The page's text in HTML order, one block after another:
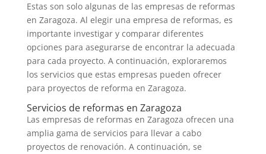
Estas son solo algunas de las empresas de reformas
en Zaragoza. Al elegir una empresa de reformas, es
importante investigar y comparar diferentes
opciones para asegurarse de encontrar la adecuada
para cada proyecto. A continuación, exploraremos
los servicios que estas empresas pueden ofrecer
para proyectos de reforma en Zaragoza.
Servicios de reformas en Zaragoza
Las empresas de reformas en Zaragoza ofrecen una
amplia gama de servicios para llevar a cabo
proyectos de renovación. A continuación, se